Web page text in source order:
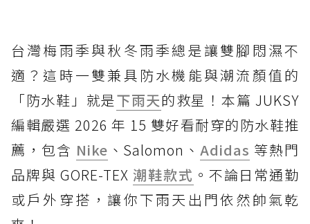
台灣梅雨季與秋冬雨季總是讓雙腳悶濕不
適？這時一雙兼具防水機能與潮流顏值的
「防水鞋」就是下雨天的救星！本篇 JUKSY
編輯嚴選 2026 年 15 雙好看耐穿的防水鞋推
薦，包含 Nike 、Salomon、Adidas 等熱門
品牌與 GORE-TEX 潮鞋款式 。不論日常通勤
或戶外穿搭，讓你下雨天出門依然帥氣乾